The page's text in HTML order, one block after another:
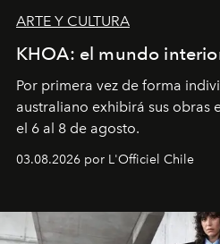
ARTE Y CULTURA
KHOA: el mundo
Por primera vez de forma
australiano exhibirá sus obras
el 6 al 8 de agosto.
03.08.2026 por L'Officiel Chile